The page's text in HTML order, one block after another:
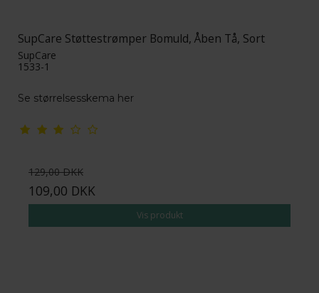
SupCare Støttestrømper Bomuld, Åben Tå, Sort
SupCare
1533-1
Se størrelsesskema her
129,00 DKK
109,00 DKK
Vis produkt